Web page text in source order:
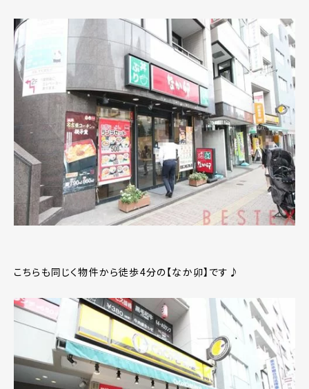
こちらも同じく物件から徒歩4分の【なか卯】です♪